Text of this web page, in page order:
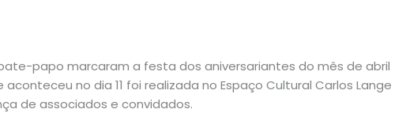
papo marcaram a festa dos aniversariantes do mês de abril
aconteceu no dia 11 foi realizada no Espaço Cultural Carlos Lange
de associados e convidados.